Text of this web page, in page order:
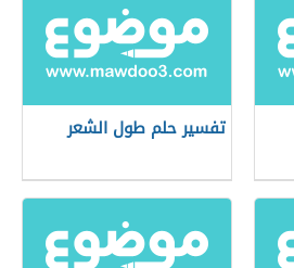
تفسير حلم طول الشعر